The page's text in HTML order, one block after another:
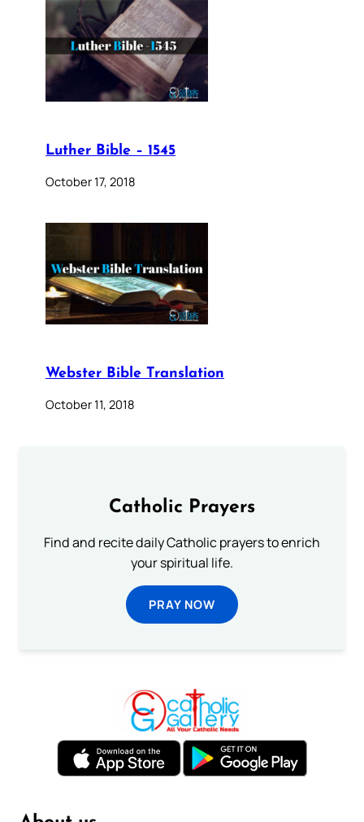
Luther Bible – 1545
October 17, 2018
Webster Bible Translation
October 11, 2018
Catholic Prayers
Find and recite daily Catholic prayers to enrich
your spiritual life.
PRAY NOW